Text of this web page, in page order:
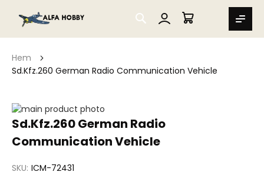
SEARCH
MIN VARUKORG
Hem
Sd.Kfz.260 German Radio Communication Vehicle
Sd.Kfz.260 German Radio
Communication Vehicle
SKU ICM-72431
Hoppa
till
av
Hoppa
början
bildgalleriet